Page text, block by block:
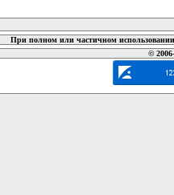
При полном или частичном
©